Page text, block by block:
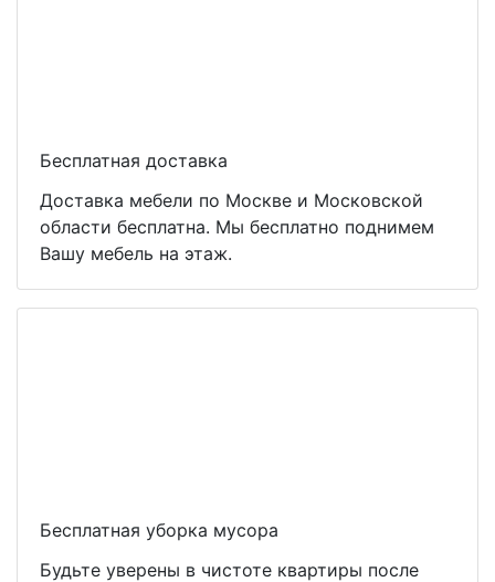
Бесплатная доставка
Доставка мебели по Москве и Московской
области бесплатна. Мы бесплатно поднимем
Вашу мебель на этаж.
Бесплатная уборка мусора
Будьте уверены в чистоте квартиры после